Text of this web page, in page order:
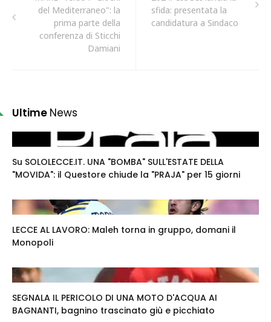
del Mediterraneo": la
prima parte della
conferenza di Sticchi
Damiani
sfida: presentata la
candidatura a Sindaco
Ultime News
Su SOLOLECCE.IT. UNA "BOMBA" SULL'ESTATE DELLA
"MOVIDA": il Questore chiude la "PRAJA" per 15 giorni
LECCE AL LAVORO: Maleh torna in gruppo, domani il
Monopoli
SEGNALA IL PERICOLO DI UNA MOTO D'ACQUA AI
BAGNANTI, bagnino trascinato giù e picchiato